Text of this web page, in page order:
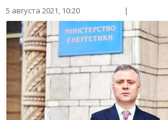
5 августа 2021, 10:20 |